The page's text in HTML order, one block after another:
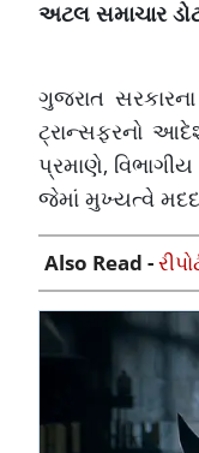
અટલ સમાચાર
ગુજરાત
ટ્રાન્સફરનો
પ્રમાણે,
જેમાં મુખ્યત્વે
Also Read -